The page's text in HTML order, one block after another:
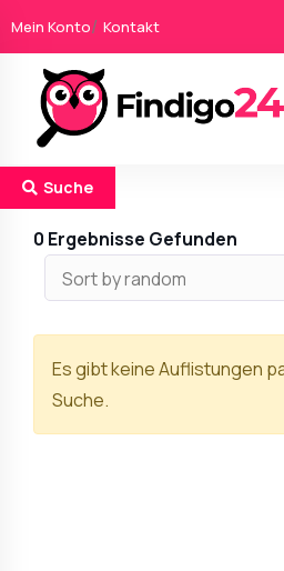
Mein Konto Kontakt
Suche
0 Ergebnisse Gefunden
Es gibt keine Auflistungen
Suche.